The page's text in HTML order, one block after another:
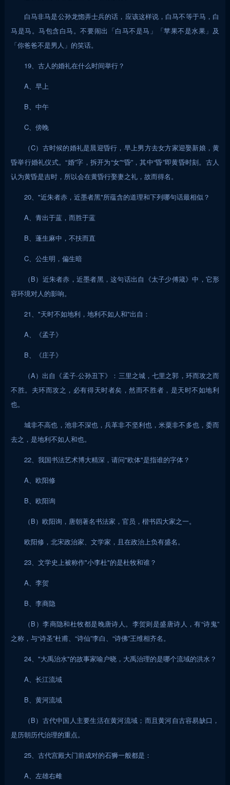
白马非马是公孙龙惚弄士兵的话，应该这样说，白马不等于马，白
马是马。马包含白马。不要闹出「白马不是马」「苹果不是水果」及
「你爸爸不是男人」的笑话。
19、古人的婚礼在什么时间举行？
A、早上
B、中午
C、傍晚
（C）古时候的婚礼是晨迎昏行，早上男方去女方家迎娶新娘，黄
昏举行婚礼仪式。“婚”字，拆开为“女”“昏”，其中“昏”即黄昏时刻。古人
认为黄昏是吉时，所以会在黄昏行娶妻之礼，故而得名。
20、"近朱者赤，近墨者黑"所蕴含的道理和下列哪句话最相似？
A、青出于蓝，而胜于蓝
B、蓬生麻中，不扶而直
C、公生明，偏生暗
（B）近朱者赤，近墨者黑，这句话出自《太子少傅箴》中，它形
容环境对人的影响。
21、"天时不如地利，地利不如人和"出自：
A、《孟子》
B、《庄子》
（A）出自《孟子·公孙丑下》：三里之城，七里之郭，环而攻之而
不胜。夫环而攻之，必有得天时者矣，然而不胜者，是天时不如地利
也。
城非不高也，池非不深也，兵革非不坚利也，米粟非不多也，委而
去之，是地利不如人和也。
22、我国书法艺术博大精深，请问"欧体"是指谁的字体？
A、欧阳修
B、欧阳询
（B）欧阳询，唐朝著名书法家，官员，楷书四大家之一。
欧阳修，北宋政治家、文学家，且在政治上负有盛名。
23、文学史上被称作"小李杜"的是杜牧和谁？
A、李贺
B、李商隐
（B）李商隐和杜牧都是晚唐诗人。李贺则是盛唐诗人，有“诗鬼”
之称，与“诗圣”杜甫、“诗仙”李白、“诗佛”王维相齐名。
24、"大禹治水"的故事家喻户晓，大禹治理的是哪个流域的洪水？
A、长江流域
B、黄河流域
（B）古代中国人主要生活在黄河流域；而且黄河自古容易缺口，
是历朝历代治理的重点。
25、古代宫殿大门前成对的石狮一般都是：
A、左雄右雌